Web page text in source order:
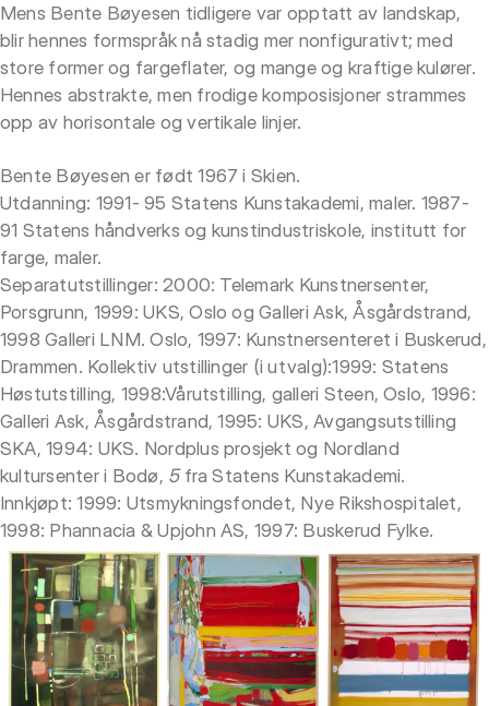
Mens Bente Bøyesen tidligere var opptatt av landskap,
blir hennes formspråk nå stadig mer nonfigurativt; med
store former og fargeflater, og mange og kraftige kulører.
Hennes abstrakte, men frodige komposisjoner strammes
opp av horisontale og vertikale linjer.
Bente Bøyesen er født 1967 i Skien.
Utdanning: 1991- 95 Statens Kunstakademi, maler. 1987-
91 Statens håndverks og kunstindustriskole, institutt for
farge, maler.
Separatutstillinger: 2000: Telemark Kunstnersenter,
Porsgrunn, 1999: UKS, Oslo og Galleri Ask, Åsgårdstrand,
1998 Galleri LNM. Oslo, 1997: Kunstnersenteret i Buskerud,
Drammen. Kollektiv utstillinger (i utvalg):1999: Statens
Høstutstilling, 1998:Vårutstilling, galleri Steen, Oslo, 1996:
Galleri Ask, Åsgårdstrand, 1995: UKS, Avgangsutstilling
SKA, 1994: UKS. Nordplus prosjekt og Nordland
kultursenter i Bodø, 5fra Statens Kunstakademi.
Innkjøpt: 1999: Utsmykningsfondet, Nye Rikshospitalet,
1998: Phannacia & Upjohn AS, 1997: Buskerud Fylke.